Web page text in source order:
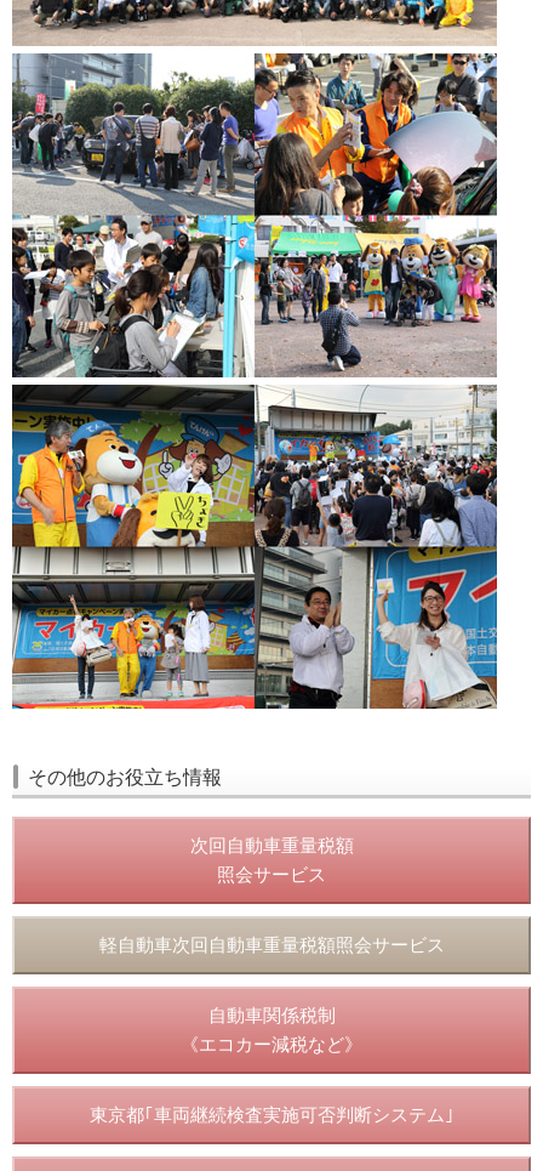
その他のお役立ち情報
次回自動車重量税額
照会サービス
軽自動車次回自動車重量税額照会サービス
自動車関係税制
《エコカー減税など》
東京都｢車両継続検査実施可否判断システム｣